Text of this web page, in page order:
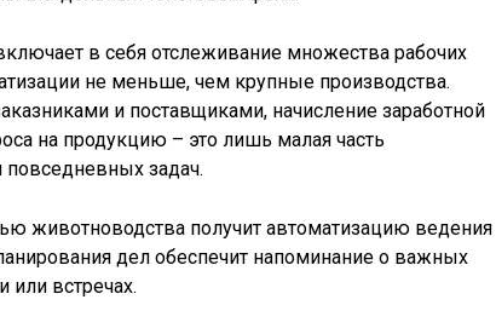
в себя отслеживание множества рабочих
не меньше, чем крупные производства.
и поставщиками, начисление заработной
на продукцию – это лишь малая часть
задач.
животноводства получит автоматизацию ведения
дел обеспечит напоминание о важных
или встречах.